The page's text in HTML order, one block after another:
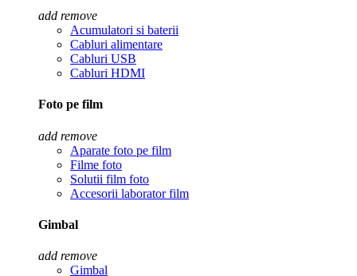
add remove
Acumulatori si baterii
Cabluri alimentare
Cabluri USB
Cabluri HDMI
Foto pe film
add remove
Aparate foto pe film
Filme foto
Solutii film foto
Accesorii laborator film
Gimbal
add remove
Gimbal